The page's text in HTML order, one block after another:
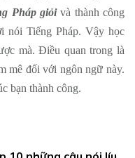
Pháp giỏivà thành công
nói Tiếng Pháp. Vậy học
mà. Điều quan trong là
mê đối với ngôn ngữ này.
bạn thành công.